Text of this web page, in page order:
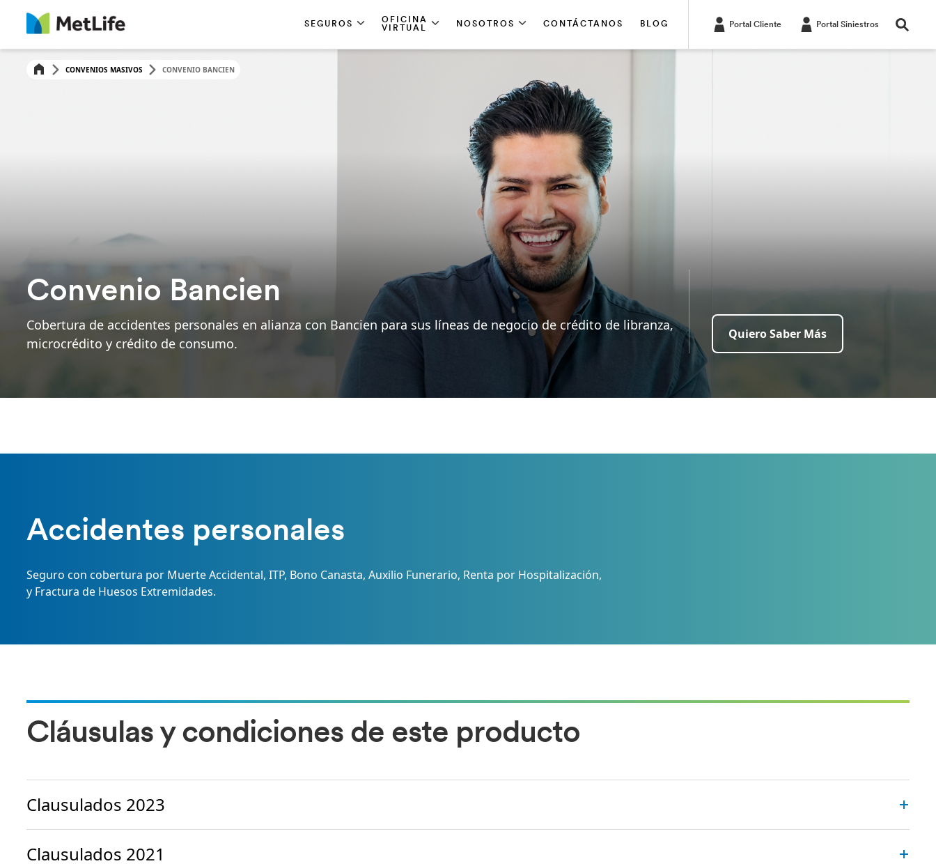
SEGUROS
OFICINA
VIRTUAL
NOSOTROS CONTÁCTANOS BLOG Portal Cliente Portal Siniestros
CONVENIOS MASIVOS CONVENIO BANCIEN
Convenio Bancien
Cobertura de accidentes personales en alianza con Bancien para sus líneas de negocio de crédito de libranza,
microcrédito y crédito de consumo.
Quiero Saber Más
Accidentes personales
Seguro con cobertura por Muerte Accidental, ITP, Bono Canasta, Auxilio Funerario, Renta por Hospitalización,
y Fractura de Huesos Extremidades.
Cláusulas y condiciones de este producto
Clausulados 2023
Clausulados 2021